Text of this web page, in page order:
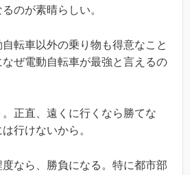
のが素晴らしい。
転車以外の乗り物も得意なこと
ぜ電動自転車が最強と言えるの
正直、遠くに行くなら勝てな
行けないから。
なら、勝負になる。特に都市部